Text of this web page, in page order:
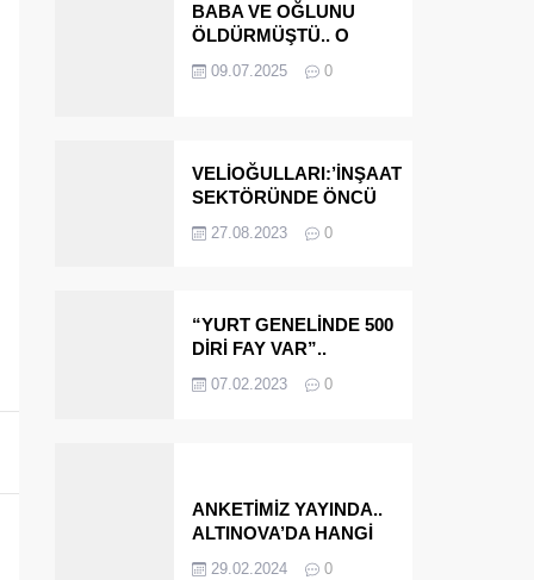
BABA VE OĞLUNU
ÖLDÜRMÜŞTÜ.. O
MİRASÇILARI
09.07.2025 0
VELİOĞULLARI:’İNŞAAT
SEKTÖRÜNDE ÖNCÜ
EDECEĞİZ’
27.08.2023 0
“YURT GENELİNDE 500
DİRİ FAY VAR”..
ÇINARCIK..
07.02.2023 0
ANKETİMİZ YAYINDA..
ALTINOVA’DA HANGİ
29.02.2024 0